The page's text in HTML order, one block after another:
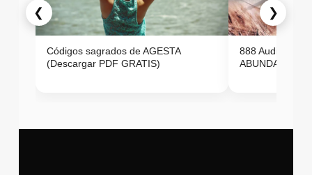
❮
Códigos sagrados de AGESTA
(Descargar PDF GRATIS)
888 Audio
ABUNDANCIA
❯